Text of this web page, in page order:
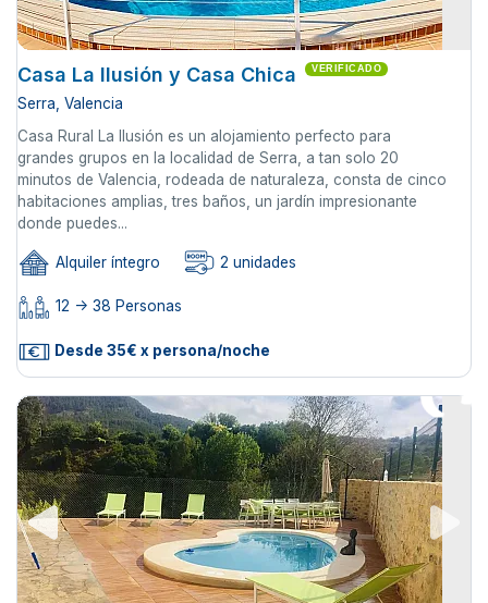
Casa La Ilusión y Casa Chica VERIFICADO
Serra, Valencia
Casa Rural La Ilusión es un alojamiento perfecto para
grandes grupos en la localidad de Serra, a tan solo 20
minutos de Valencia, rodeada de naturaleza, consta de cinco
habitaciones amplias, tres baños, un jardín impresionante
donde puedes...
Alquiler íntegro 2 unidades
12 -> 38 Personas
Desde 35€ x persona/noche